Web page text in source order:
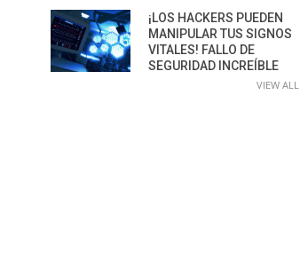
¡LOS HACKERS PUEDEN
MANIPULAR TUS SIGNOS
VITALES! FALLO DE
SEGURIDAD INCREÍBLE
VIEW ALL